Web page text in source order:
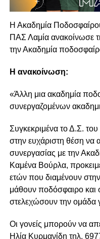
Η Ακαδημία
ΠΑΣ Λαμία ανακοίνωσε
την Ακαδημία
Η ανακοίνωση:
«Άλλη μια ακαδημία
συνεργαζομένων
Συγκεκριμένα το Δ.Σ.
στην ευχάριστη θέση να
συνεργασίας με την
Καμένα Βούρλα,
ετών που διαμένουν
μάθουν ποδόσφαιρο και
στελεχώσουν την ομάδα
Οι γονείς μπορούν να
Ηλία Κυρμανίδη τηλ.